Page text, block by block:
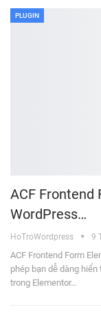
PLUGIN
ACF Frontend
WordPress…
HoTroWordpress 9
ACF Frontend Form
phép bạn dễ dàng
trong Elementor…